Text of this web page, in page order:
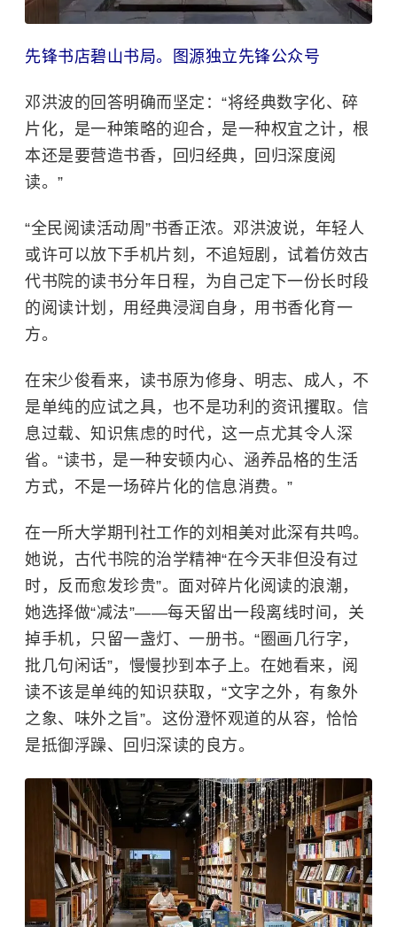
先锋书店碧山书局。图源独立先锋公众号
邓洪波的回答明确而坚定：“将经典数字化、碎
片化，是一种策略的迎合，是一种权宜之计，根
本还是要营造书香，回归经典，回归深度阅
读。”
“全民阅读活动周”书香正浓。邓洪波说，年轻人
或许可以放下手机片刻，不追短剧，试着仿效古
代书院的读书分年日程，为自己定下一份长时段
的阅读计划，用经典浸润自身，用书香化育一
方。
在宋少俊看来，读书原为修身、明志、成人，不
是单纯的应试之具，也不是功利的资讯攫取。信
息过载、知识焦虑的时代，这一点尤其令人深
省。“读书，是一种安顿内心、涵养品格的生活
方式，不是一场碎片化的信息消费。”
在一所大学期刊社工作的刘相美对此深有共鸣。
她说，古代书院的治学精神“在今天非但没有过
时，反而愈发珍贵”。面对碎片化阅读的浪潮，
她选择做“减法”——每天留出一段离线时间，关
掉手机，只留一盏灯、一册书。“圈画几行字，
批几句闲话”，慢慢抄到本子上。在她看来，阅
读不该是单纯的知识获取，“文字之外，有象外
之象、味外之旨”。这份澄怀观道的从容，恰恰
是抵御浮躁、回归深读的良方。